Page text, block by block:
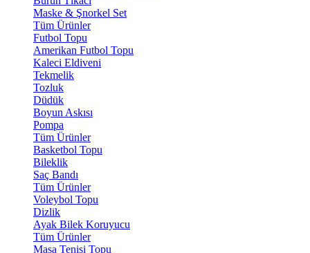
Maske & Şnorkel Set
Tüm Ürünler
Futbol Topu
Amerikan Futbol Topu
Kaleci Eldiveni
Tekmelik
Tozluk
Düdük
Boyun Askısı
Pompa
Tüm Ürünler
Basketbol Topu
Bileklik
Saç Bandı
Tüm Ürünler
Voleybol Topu
Dizlik
Ayak Bilek Koruyucu
Tüm Ürünler
Masa Tenisi Topu